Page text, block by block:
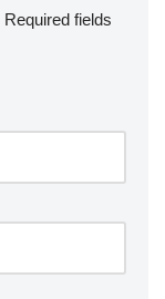
Required fields